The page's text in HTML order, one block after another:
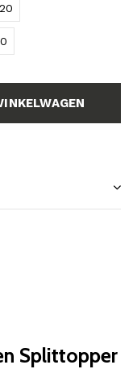
Splittopper